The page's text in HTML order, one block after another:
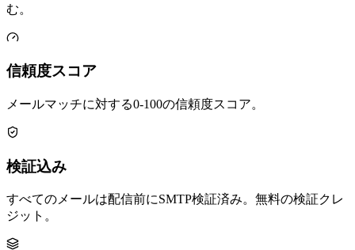
む。
信頼度スコア
メールマッチに対する0-100の信頼度スコア。
検証込み
すべてのメールは配信前にSMTP検証済み。無料の検証クレ
ジット。